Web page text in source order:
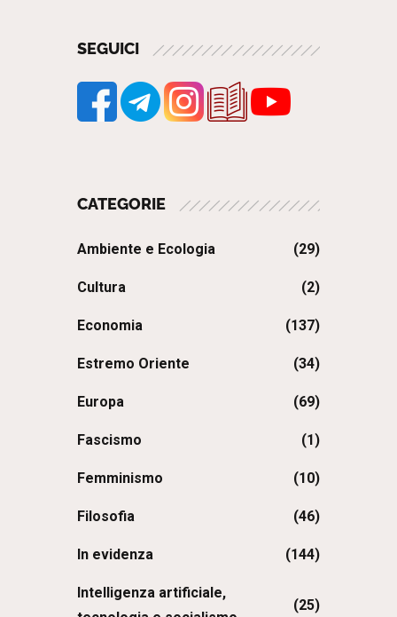
SEGUICI
CATEGORIE
Ambiente e Ecologia (29)
Cultura (2)
Economia (137)
Estremo Oriente (34)
Europa (69)
Fascismo (1)
Femminismo (10)
Filosofia (46)
In evidenza (144)
Intelligenza artificiale,
(25)